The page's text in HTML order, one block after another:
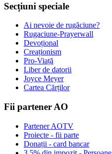
Secțiuni speciale
Ai nevoie de rugăciune?
Rugaciune-Prayerwall
Devoțional
Creaționism
Pro-Viață
Liber de datorii
Joyce Meyer
Cartea Cărților
Fii partener AO
Partener AOTV
Proiecte - fii parte
Donații - card bancar